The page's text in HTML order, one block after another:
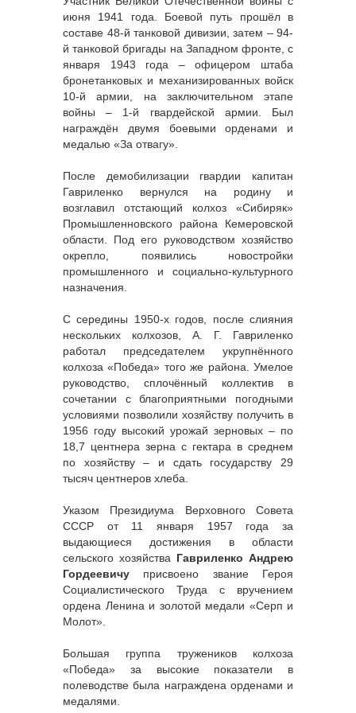
июня 1941 года. Боевой путь прошёл в
составе 48-й танковой дивизии, затем – 94-
й танковой бригады на Западном фронте, с
января 1943 года – офицером штаба
бронетанковых и механизированных войск
10-й армии, на заключительном этапе
войны – 1-й гвардейской армии. Был
награждён двумя боевыми орденами и
медалью «За отвагу».
После демобилизации гвардии капитан
Гавриленко вернулся на родину и
возглавил отстающий колхоз «Сибиряк»
Промышленновского района Кемеровской
области. Под его руководством хозяйство
окрепло, появились новостройки
промышленного и социально-культурного
назначения.
С середины 1950-х годов, после слияния
нескольких колхозов, А. Г. Гавриленко
работал председателем укрупнённого
колхоза «Победа» того же района. Умелое
руководство, сплочённый коллектив в
сочетании с благоприятными погодными
условиями позволили хозяйству получить в
1956 году высокий урожай зерновых – по
18,7 центнера зерна с гектара в среднем
по хозяйству – и сдать государству 29
тысяч центнеров хлеба.
Указом Президиума Верховного Совета
СССР от 11 января 1957 года за
выдающиеся достижения в области
сельского хозяйства Гавриленко Андрею
Гордеевичу присвоено звание Героя
Социалистического Труда с вручением
ордена Ленина и золотой медали «Серп и
Молот».
Большая группа тружеников колхоза
«Победа» за высокие показатели в
полеводстве была награждена орденами и
медалями.